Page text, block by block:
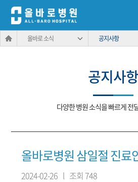
올바로 소식 공지사항
공지사항
다양한 병원 소식을 빠르게 전
올바로병원 삼일절 진료
2024-02-26 l 조회 748